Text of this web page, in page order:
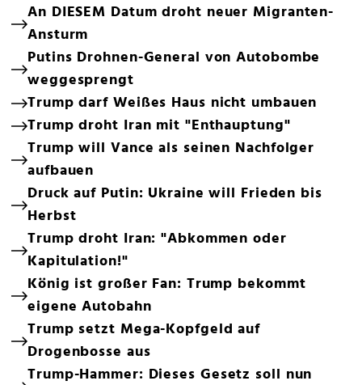
An DIESEM Datum droht neuer Migranten-
Ansturm
Putins Drohnen-General von Autobombe
weggesprengt
Trump darf Weißes Haus nicht umbauen
Trump droht Iran mit "Enthauptung"
Trump will Vance als seinen Nachfolger
aufbauen
Druck auf Putin: Ukraine will Frieden bis
Herbst
Trump droht Iran: "Abkommen oder
Kapitulation!"
König ist großer Fan: Trump bekommt
eigene Autobahn
Trump setzt Mega-Kopfgeld auf
Drogenbosse aus
Trump-Hammer: Dieses Gesetz soll nun